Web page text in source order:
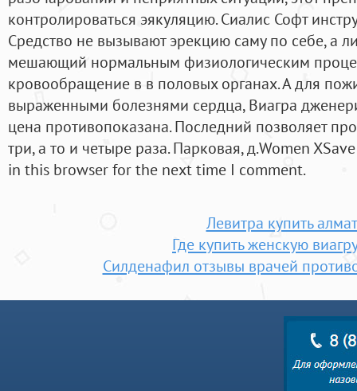
контролироваться эякуляцию. Сиалис Софт
Средство не вызывают эрекцию саму по себе, а
мешающий нормальным физиологическим
кровообращение в в половых органах. А для
выраженными болезнями сердца, Виагра
цена противопоказана. Последний позволяет
три, а то и четыре раза. Парковая, д.Women
in this browser for the next time I comment.
Левитра купить
Где купить женскую
Силденафил отзывы врачей